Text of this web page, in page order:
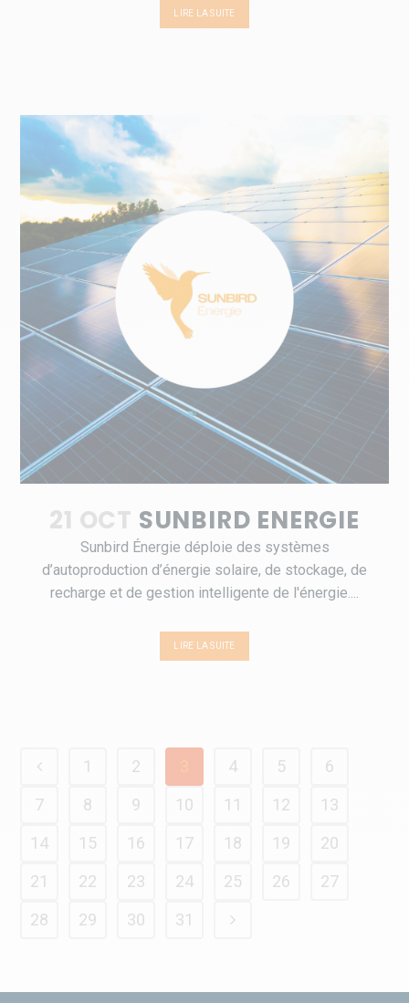
LIRE LA SUITE
21 OCT SUNBIRD ENERGIE
Sunbird Énergie déploie des systèmes
d’autoproduction d’énergie solaire, de stockage, de
recharge et de gestion intelligente de l'énergie....
LIRE LA SUITE
1 2 4 5
6
7
8 9 10 11 12
13
14
15 16 17 18 19
20
21
22 23 24 25 26
27
28
29 30 31